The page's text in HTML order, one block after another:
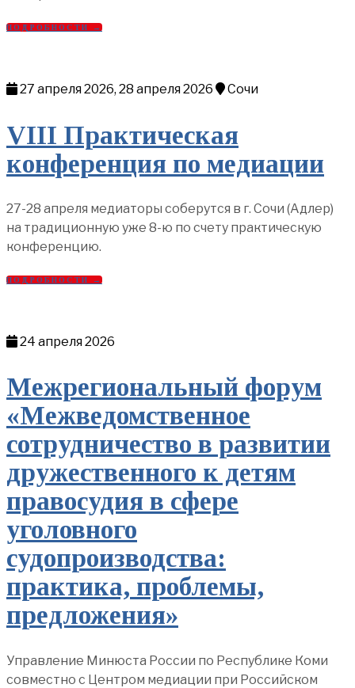
ПОДРОБНОСТИ →
27 апреля 2026, 28 апреля 2026 Сочи
VIII Практическая
конференция по медиации
27-28 апреля медиаторы соберутся в г. Сочи (Адлер)
на традиционную уже 8-ю по счету практическую
конференцию.
ПОДРОБНОСТИ →
24 апреля 2026
Межрегиональный форум
«Межведомственное
сотрудничество в развитии
дружественного к детям
правосудия в сфере
уголовного
судопроизводства:
практика, проблемы,
предложения»
Управление Минюста России по Республике Коми
совместно с Центром медиации при Российском